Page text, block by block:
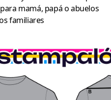
mamá, papá o abuelos
familiares